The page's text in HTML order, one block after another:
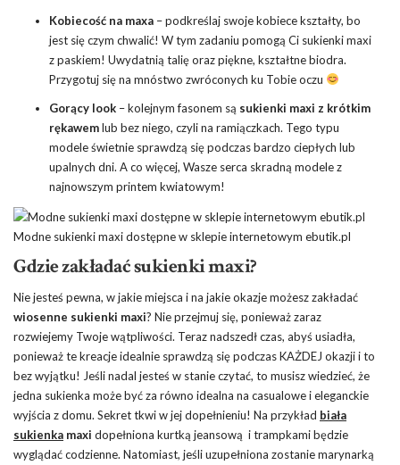
Kobiecość na maxa – podkreślaj swoje kobiece kształty, bo
jest się czym chwalić! W tym zadaniu pomogą Ci sukienki maxi
z paskiem! Uwydatnią talię oraz piękne, kształtne biodra.
Przygotuj się na mnóstwo zwróconych ku Tobie oczu
Gorący look – kolejnym fasonem są sukienki maxi z krótkim
rękawemlub bez niego, czyli na ramiączkach. Tego typu
modele świetnie sprawdzą się podczas bardzo ciepłych lub
upalnych dni. A co więcej, Wasze serca skradną modele z
najnowszym printem kwiatowym!
Modne sukienki maxi dostępne w sklepie internetowym ebutik.pl
Gdzie zakładać sukienki maxi?
Nie jesteś pewna, w jakie miejsca i na jakie okazje możesz zakładać
wiosenne sukienki maxi? Nie przejmuj się, ponieważ zaraz
rozwiejemy Twoje wątpliwości. Teraz nadszedł czas, abyś usiadła,
ponieważ te kreacje idealnie sprawdzą się podczas KAŻDEJ okazji i to
bez wyjątku! Jeśli nadal jesteś w stanie czytać, to musisz wiedzieć, że
jedna sukienka może być za równo idealna na casualowe i eleganckie
wyjścia z domu. Sekret tkwi w jej dopełnieniu! Na przykład biała
sukienka maxi dopełniona kurtką jeansową i trampkami będzie
wyglądać codzienne. Natomiast, jeśli uzupełniona zostanie marynarką